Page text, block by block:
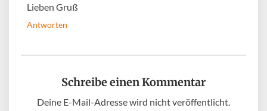
Lieben Gruß
Antworten
Schreibe einen Kommentar
Deine E-Mail-Adresse wird nicht veröffentlicht.